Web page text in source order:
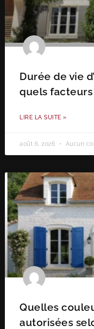
Durée de vie
quels
LIRE LA SUITE »
août 6, 2026 Aucun
Quelles
autorisées